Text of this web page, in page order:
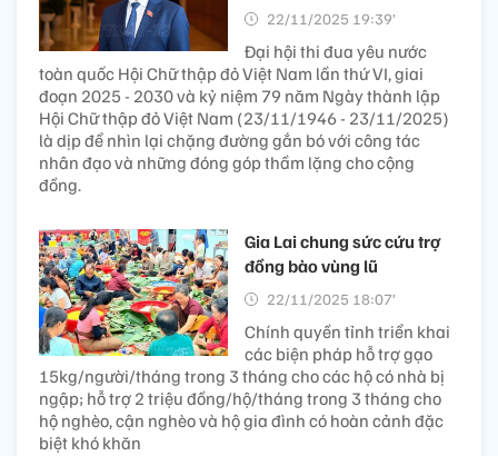
22/11/2025 19:39’
Đại hội thi đua yêu nước
toàn quốc Hội Chữ thập đỏ Việt Nam lần thứ VI, giai
đoạn 2025 - 2030 và kỷ niệm 79 năm Ngày thành lập
Hội Chữ thập đỏ Việt Nam (23/11/1946 - 23/11/2025)
là dịp để nhìn lại chặng đường gắn bó với công tác
nhân đạo và những đóng góp thầm lặng cho cộng
đồng.
Gia Lai chung sức cứu trợ
đồng bào vùng lũ
22/11/2025 18:07’
Chính quyền tỉnh triển khai
các biện pháp hỗ trợ gạo
15kg/người/tháng trong 3 tháng cho các hộ có nhà bị
ngập; hỗ trợ 2 triệu đồng/hộ/tháng trong 3 tháng cho
hộ nghèo, cận nghèo và hộ gia đình có hoàn cảnh đặc
biệt khó khăn